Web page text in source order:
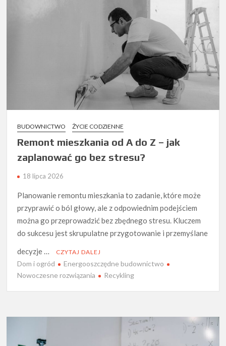
BUDOWNICTWO ŻYCIE CODZIENNE
Remont mieszkania od A do Z – jak
zaplanować go bez stresu?
18 lipca 2026
Planowanie remontu mieszkania to zadanie, które może
przyprawić o ból głowy, ale z odpowiednim podejściem
można go przeprowadzić bez zbędnego stresu. Kluczem
do sukcesu jest skrupulatne przygotowanie i przemyślane
decyzje …
CZYTAJ DALEJ
Dom i ogród
Energooszczędne budownictwo
Nowoczesne rozwiązania
Recykling